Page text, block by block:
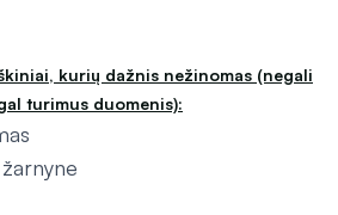
kurių dažnis nežinomas (negali
turimus duomenis):